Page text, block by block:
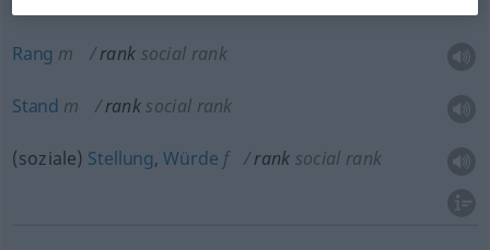
Rang m rank social rank
Stand m rank social rank
(soziale) Stellung,Würde f rank social rank